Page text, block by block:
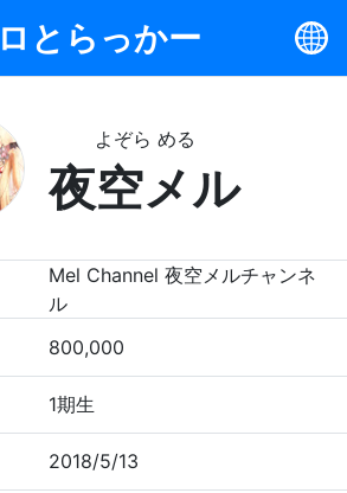
とらっかー
よぞら める
夜空メル
Mel Channel 夜空メルチャンネ
ル
800,000
1期生
2018/5/13